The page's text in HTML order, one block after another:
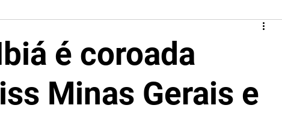
é coroada
Minas Gerais e